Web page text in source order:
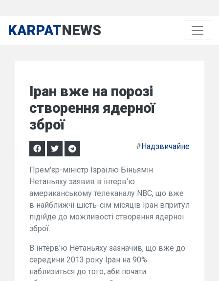
KARPATNEWS
Іран вже на порозі
створення ядерної
зброї
#Надзвичайне
Прем'єр-міністр Ізраїлю Біньямін
Нетаньяху заявив в інтерв'ю
американському телеканалу NBC, що вже
в найближчі шість-сім місяців Іран впритул
підійде до можливості створення ядерної
зброї.
В інтерв'ю Нетаньяху зазначив, що вже до
середини 2013 року Іран на 90%
наблизиться до того, аби почати